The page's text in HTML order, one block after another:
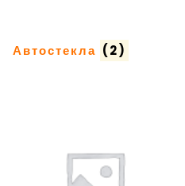
Автостекла (2)